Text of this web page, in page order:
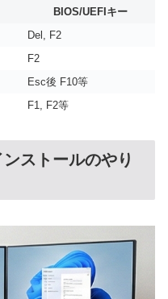
BIOS/UEFIキー
Del, F2
F2
Esc後 F10等
F1, F2等
ストールのやり